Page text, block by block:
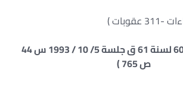
( الطعن رقم 6070 لسنة 61 ق جلسة 5/ 10 / 1993 س 44
ص 765 )